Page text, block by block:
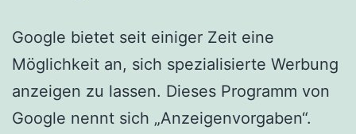
Google bietet seit einiger Zeit eine
Möglichkeit an, sich spezialisierte Werbung
anzeigen zu lassen. Dieses Programm von
Google nennt sich „Anzeigenvorgaben“.